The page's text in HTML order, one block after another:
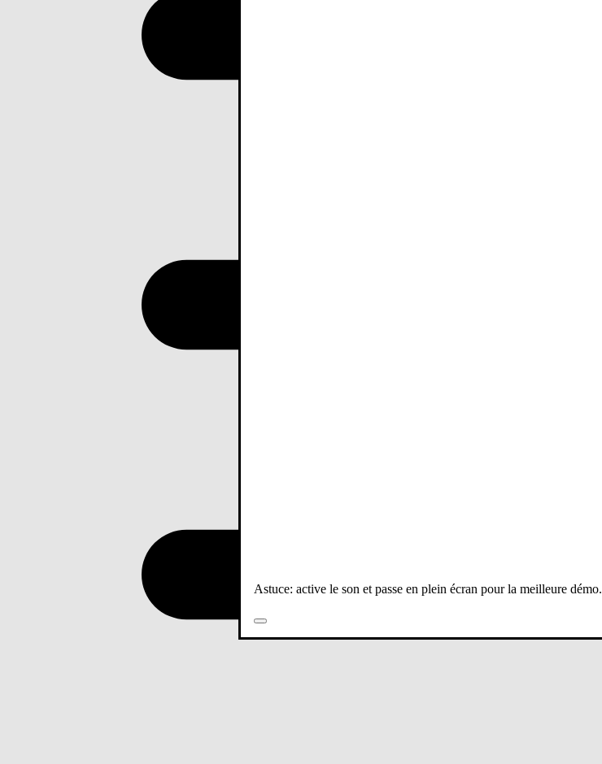
Astuce: active le son et passe en plein écran pour la meilleure démo.